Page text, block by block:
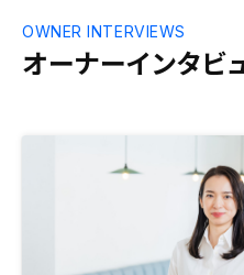
オーナーインタビ
OWNER INTERVIEWS